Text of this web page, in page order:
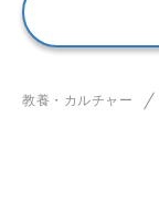
教養・カルチャー